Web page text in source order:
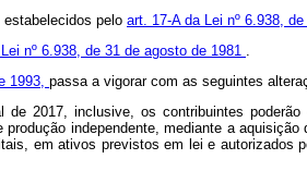
estabelecidos pelo art. 17-A da Lei nº 6.938,
nº 6.938, de 31 de agosto de 1981 .
1993, passa a vigorar com as seguintes
2017, inclusive, os contribuintes
produção independente, mediante a
em ativos previstos em lei e autorizados